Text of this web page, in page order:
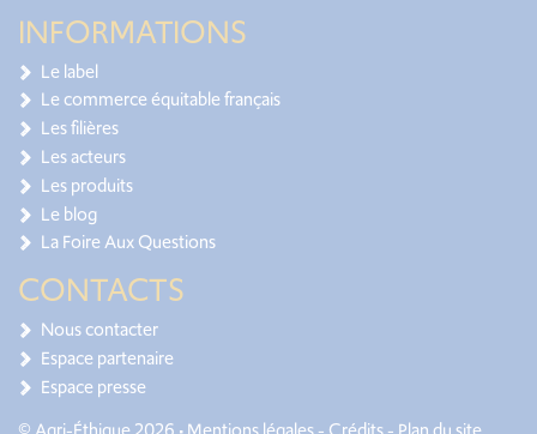
INFORMATIONS
Le label
Le commerce équitable français
Les filières
Les acteurs
Les produits
Le blog
La Foire Aux Questions
CONTACTS
Nous contacter
Espace partenaire
Espace presse